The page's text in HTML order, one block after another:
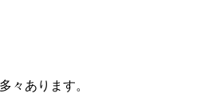
々あります。